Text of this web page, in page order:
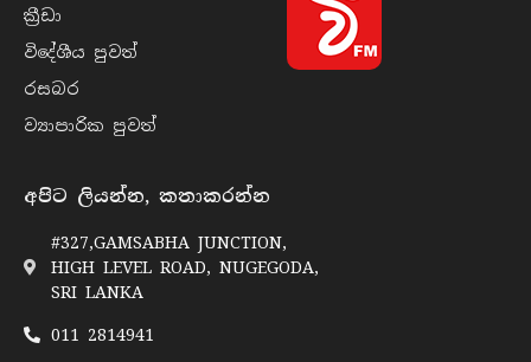
ක්‍රී​ඩා
විදේශීය පුව​ත්
රසබ​ර
ව්‍යාපාරික පුව​ත්
අපිට ලියන්න, කතාකරන්න
#327,GAMSABHA JUNCTION,
HIGH LEVEL ROAD, NUGEGODA,
SRI LANKA
011 2814941